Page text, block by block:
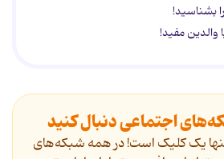
بشناسید!
مفید!
اجتماعی دنبال کنید
تنها یک کلیک است! در همه شبکه‌های